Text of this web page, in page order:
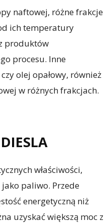
naftowej, różne frakcje
ich temperatury
produktów
procesu. Inne
olej opałowy, również
w różnych frakcjach.
właściwości,
paliwo. Przede
energetyczną niż
uzyskać większą moc z